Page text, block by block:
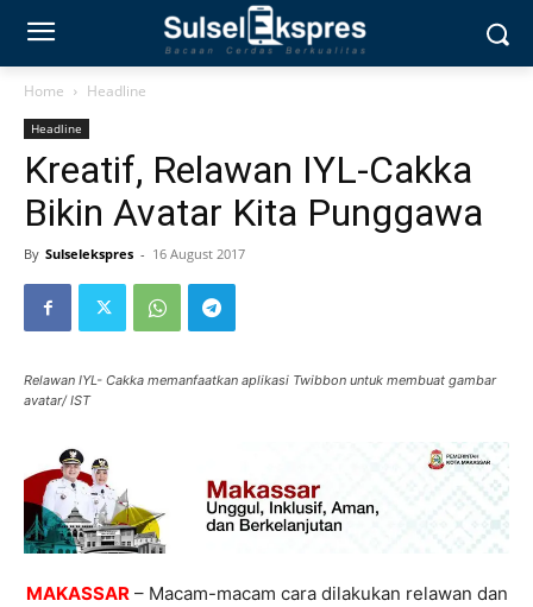
Home Headline
Headline
Kreatif, Relawan IYL-Cakka
Bikin Avatar Kita Punggawa
By Sulselekspres - 16 August 2017
Relawan IYL- Cakka memanfaatkan aplikasi Twibbon untuk membuat gambar
avatar/ IST
MAKASSAR– Macam-macam cara dilakukan relawan dan